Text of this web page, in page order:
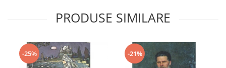
PRODUSE SIMILARE
-25% -21%